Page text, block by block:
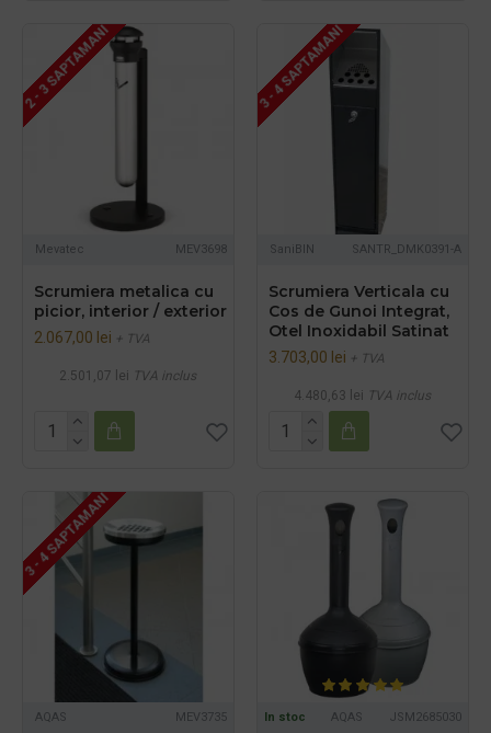
2 - 3 SAPTAMANI
Mevatec MEV3698
Scrumiera metalica cu
picior, interior / exterior
2.067,00 lei + TVA
2.501,07 lei TVA inclus
3 - 4 SAPTAMANI
SaniBIN SANTR_DMK0391-A
Scrumiera Verticala cu
Cos de Gunoi Integrat,
Otel Inoxidabil Satinat
3.703,00 lei + TVA
4.480,63 lei TVA inclus
3 - 4 SAPTAMANI
AQAS MEV3735 In stoc AQAS JSM2685030